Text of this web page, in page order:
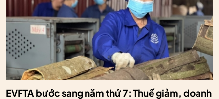
EVFTA bước sang năm thứ 7: Thuế giảm, doanh